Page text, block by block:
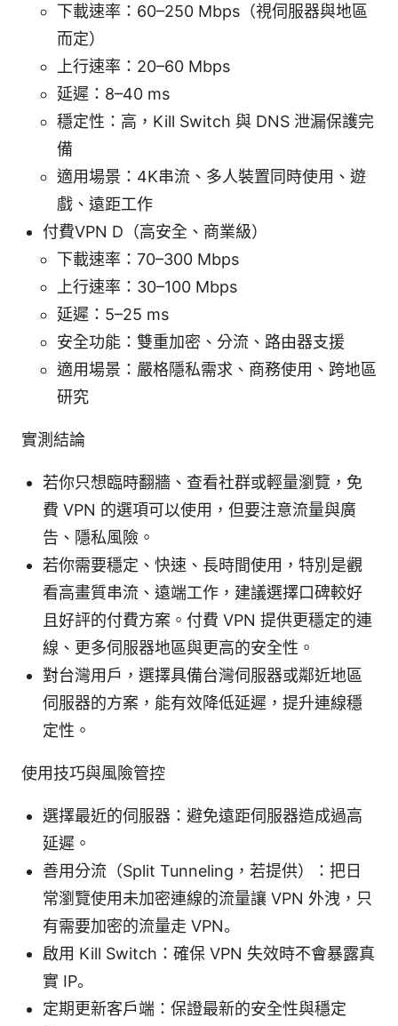
下載速率：60–250 Mbps（視伺服器與地區
而定）
上行速率：20–60 Mbps
延遲：8–40 ms
穩定性：高，Kill Switch 與 DNS 泄漏保護完
備
適用場景：4K串流、多人裝置同時使用、遊
戲、遠距工作
付費VPN D（高安全、商業級）
下載速率：70–300 Mbps
上行速率：30–100 Mbps
延遲：5–25 ms
安全功能：雙重加密、分流、路由器支援
適用場景：嚴格隱私需求、商務使用、跨地區
研究
實測結論
若你只想臨時翻牆、查看社群或輕量瀏覽，免
費 VPN 的選項可以使用，但要注意流量與廣
告、隱私風險。
若你需要穩定、快速、長時間使用，特別是觀
看高畫質串流、遠端工作，建議選擇口碑較好
且好評的付費方案。付費 VPN 提供更穩定的連
線、更多伺服器地區與更高的安全性。
對台灣用戶，選擇具備台灣伺服器或鄰近地區
伺服器的方案，能有效降低延遲，提升連線穩
定性。
使用技巧與風險管控
選擇最近的伺服器：避免遠距伺服器造成過高
延遲。
善用分流（Split Tunneling，若提供）：把日
常瀏覽使用未加密連線的流量讓 VPN 外洩，只
有需要加密的流量走 VPN。
啟用 Kill Switch：確保 VPN 失效時不會暴露真
實 IP。
定期更新客戶端：保證最新的安全性與穩定